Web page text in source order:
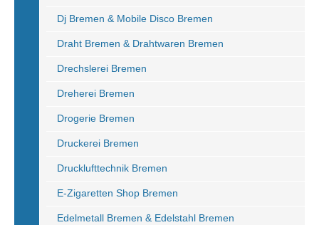
Dj Bremen & Mobile Disco Bremen
Draht Bremen & Drahtwaren Bremen
Drechslerei Bremen
Dreherei Bremen
Drogerie Bremen
Druckerei Bremen
Drucklufttechnik Bremen
E-Zigaretten Shop Bremen
Edelmetall Bremen & Edelstahl Bremen